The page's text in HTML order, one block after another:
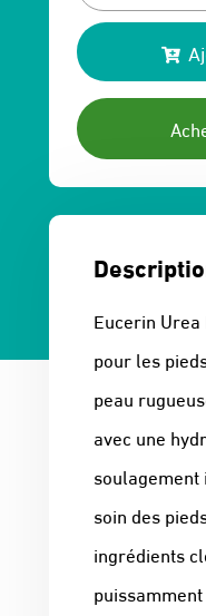
initial
était :
238 Dhs.
actuel
est :
218 Dhs.
Eucerin Urea
pour les
peau
avec une
soulagement
soin des
ingrédients